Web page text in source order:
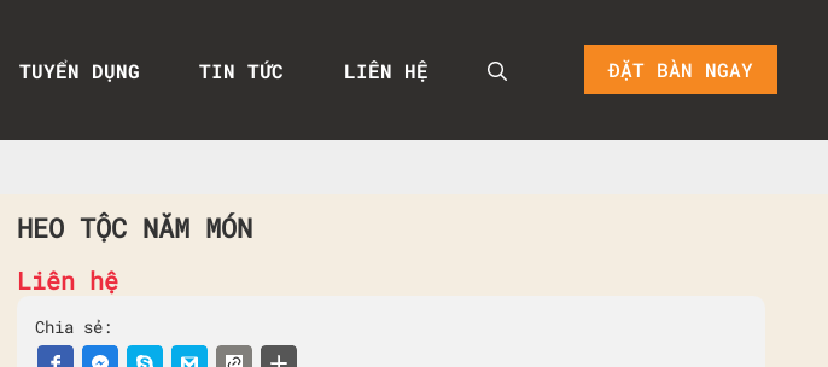
TUYỂN DỤNG TIN TỨC LIÊN HỆ ĐẶT BÀN NGAY
HEO TỘC NĂM MÓN
Liên hệ
Chia sẻ: